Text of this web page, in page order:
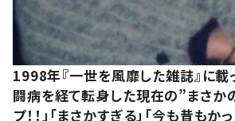
1998年『一世を風靡した雑誌』に載
闘病を経て転身した現在の”まさか
プ！！」「まさかすぎる」「今も昔もか